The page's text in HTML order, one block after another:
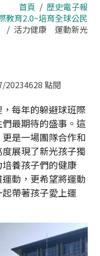
首頁
歷史電子報
教育2.0~培育全球公民
活力健康 運動新光
20234628 點閱
每年的躲避球班際
最期待的盛事。這
是一場團隊合作和
展現了新光孩子獨
養孩子們的健康
動，更希望將運動
帶著孩子愛上運